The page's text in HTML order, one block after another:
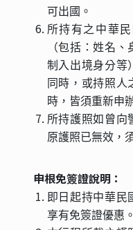
可出國。
所持有之中華
（包括：姓名
制入出境身分等
同時，或持照人
時，皆須重新申
所持護照如曾向
原護照已無效，
申根免簽證說明：
即日起持中華民
享有免簽證優惠